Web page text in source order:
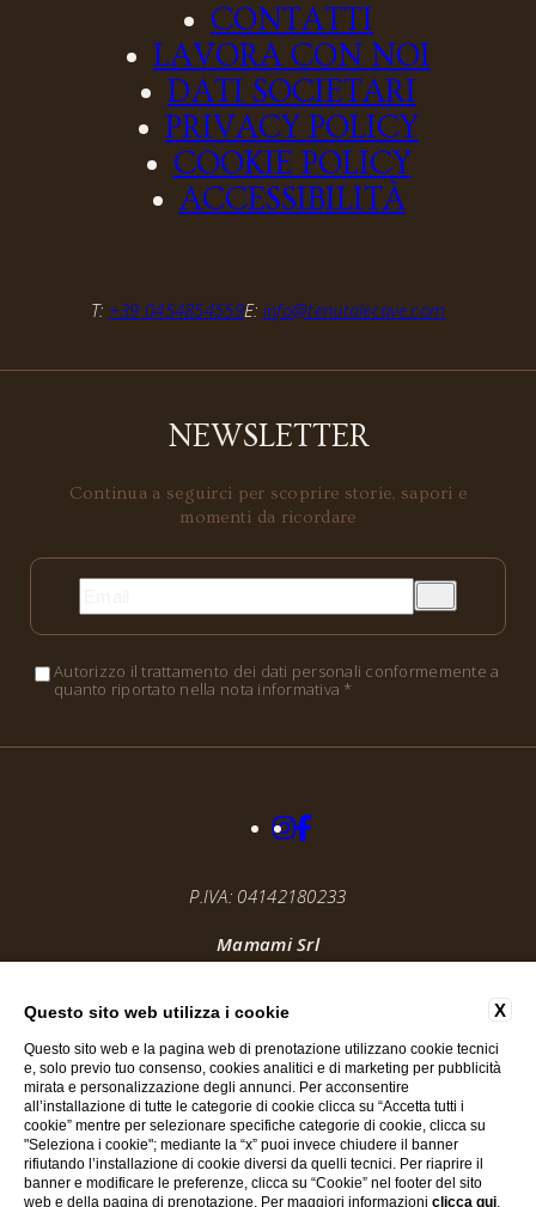
CONTATTI
LAVORA CON NOI
DATI SOCIETARI
PRIVACY POLICY
COOKIE POLICY
ACCESSIBILITÀ
T: +39 0454854559E: info@tenutalecave.com
NEWSLETTER
Continua a seguirci per scoprire storie, sapori e
momenti da ricordare
Autorizzo il trattamento dei dati personali conformemente a
quanto riportato nella nota informativa *
Mamami Srl
P.IVA: 04142180233
X
Questo sito web utilizza i cookie
Questo sito web e la pagina web di prenotazione utilizzano cookie tecnici
e, solo previo tuo consenso, cookies analitici e di marketing per pubblicità
mirata e personalizzazione degli annunci. Per acconsentire
all’installazione di tutte le categorie di cookie clicca su “Accetta tutti i
cookie” mentre per selezionare specifiche categorie di cookie, clicca su
"Seleziona i cookie"; mediante la “x” puoi invece chiudere il banner
rifiutando l’installazione di cookie diversi da quelli tecnici. Per riaprire il
banner e modificare le preferenze, clicca su “Cookie” nel footer del sito
web e della pagina di prenotazione. Per maggiori informazioni clicca qui.